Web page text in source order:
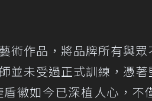
術作品，將品牌所有與
並未受過正式訓練，憑
徽如今已深植人心，不